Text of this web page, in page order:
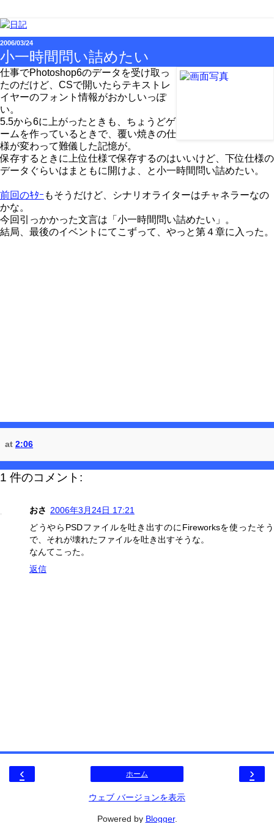
2006/03/24
小一時間問い詰めたい
仕事でPhotoshop6のデータを受け取っ
たのだけど、CSで開いたらテキストレ
イヤーのフォント情報がおかしいっぽ
い。
5.5から6に上がったときも、ちょうどゲ
ームを作っているときで、覆い焼きの仕
様が変わって難儀した記憶が。
保存するときに上位仕様で保存するのはいいけど、下位仕様の
データぐらいはまともに開けよ、と小一時間問い詰めたい。
前回のｷﾀｰ もそうだけど、シナリオライターはチャネラーなの
かな。
今回引っかかった文言は「小一時間問い詰めたい」。
結局、最後のイベントにてこずって、やっと第４章に入った。
at 2:06
1 件のコメント:
おさ 2006年3月24日 17:21
どうやらPSDファイルを吐き出すのにFireworksを使ったそう
で、それが壊れたファイルを吐き出すそうな。
なんてこった。
返信
‹ ›
ホーム
ウェブ バージョンを表示
Powered by Blogger.